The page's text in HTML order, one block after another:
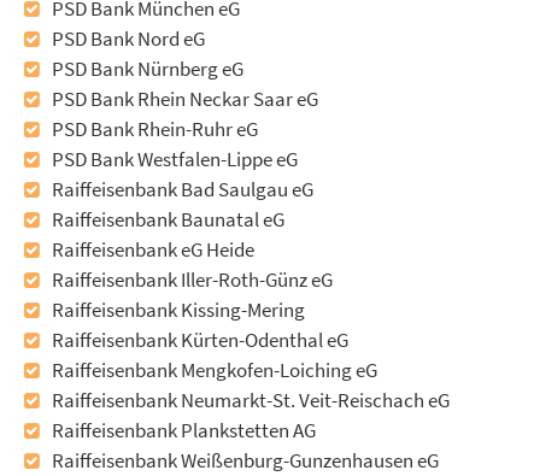
PSD Bank München eG
PSD Bank Nord eG
PSD Bank Nürnberg eG
PSD Bank Rhein Neckar Saar eG
PSD Bank Rhein-Ruhr eG
PSD Bank Westfalen-Lippe eG
Raiffeisenbank Bad Saulgau eG
Raiffeisenbank Baunatal eG
Raiffeisenbank eG Heide
Raiffeisenbank Iller-Roth-Günz eG
Raiffeisenbank Kissing-Mering
Raiffeisenbank Kürten-Odenthal eG
Raiffeisenbank Mengkofen-Loiching eG
Raiffeisenbank Neumarkt-St. Veit-Reischach eG
Raiffeisenbank Plankstetten AG
Raiffeisenbank Weißenburg-Gunzenhausen eG